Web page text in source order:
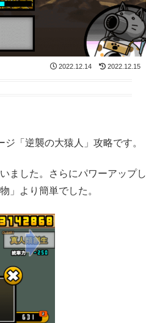
2022.12.14 2022.12.15
「逆襲の大猿人」攻略です。
ました。さらにパワーアップし
」より簡単でした。